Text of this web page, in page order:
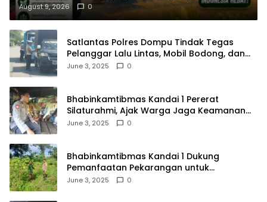
Ketahanan Pangan”
August 9, 2026 0
Satlantas Polres Dompu Tindak Tegas
Pelanggar Lalu Lintas, Mobil Bodong, dan
Kendaraan Tak Bayar Pajak
June 3, 2025 0
Bhabinkamtibmas Kandai 1 Pererat
Silaturahmi, Ajak Warga Jaga Keamanan
Lingkungan
June 3, 2025 0
Bhabinkamtibmas Kandai 1 Dukung
Pemanfaatan Pekarangan untuk
Ketahanan Pangan Menuju Indonesia Emas
June 3, 2025 0